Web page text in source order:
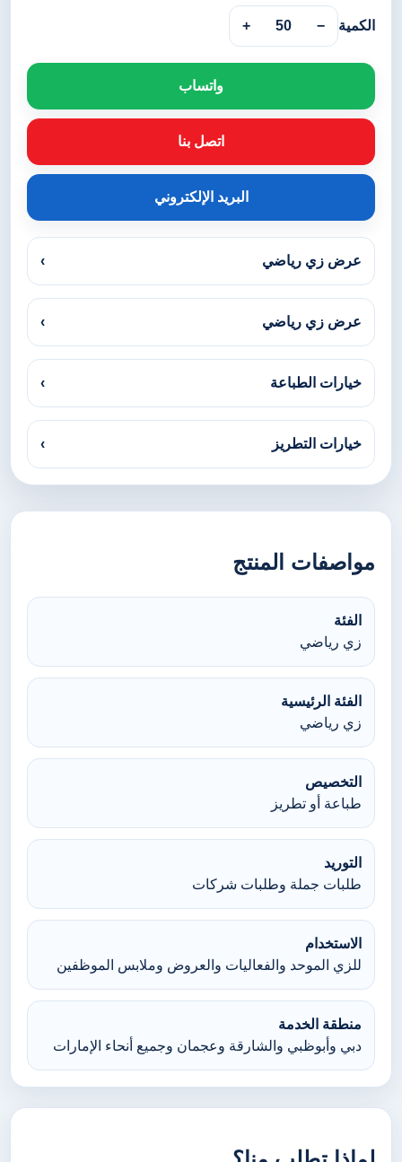
الكمية −
50
+
واتساب
اتصل بنا
البريد الإلكتروني
عرض زي رياضي ›
عرض زي رياضي ›
خيارات الطباعة ›
خيارات التطريز ›
مواصفات المنتج
الفئة
زي رياضي
الفئة الرئيسية
زي رياضي
التخصيص
طباعة أو تطريز
التوريد
طلبات جملة وطلبات شركات
الاستخدام
للزي الموحد والفعاليات والعروض وملابس الموظفين
منطقة الخدمة
دبي وأبوظبي والشارقة وعجمان وجميع أنحاء الإمارات